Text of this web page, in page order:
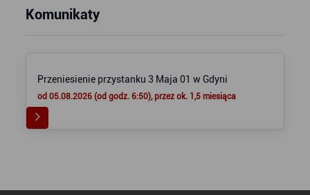
Komunikaty
Przeniesienie przystanku 3 Maja 01 w Gdyni
od 05.08.2026 (od godz. 6:50), przez ok. 1,5 miesiąca